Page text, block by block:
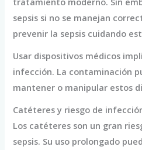
sepsis si no se manejan
prevenir la sepsis cuidando
Usar dispositivos médicos
infección. La contaminación
mantener o manipular estos
Catéteres y riesgo de
Los catéteres son un gran
sepsis. Su uso prolongado